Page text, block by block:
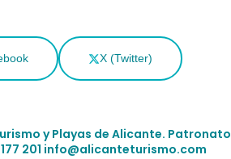
X (Twitter)
y Playas de Alicante. Patronato
201 info@alicanteturismo.com